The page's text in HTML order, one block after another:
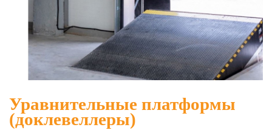
Уравнительные платформы
(доклевеллеры)